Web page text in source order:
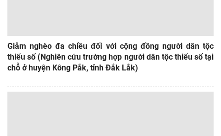
Giảm nghèo đa chiều đối với cộng đồng người dân tộc
thiểu số (Nghiên cứu trường hợp người dân tộc thiểu số tại
chỗ ở huyện Kông Pắk, tỉnh Đắk Lắk)